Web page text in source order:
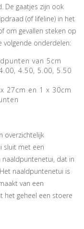
De gaatjes zijn ook
(of lifeline) in het
om gevallen steken op
onderdelen:
van 5cm
4.50, 5.00, 5.50
27cm en 1 x 30cm
overzichtelijk
sluit met een
dat in
naaldpuntenetui is
van een
het geheel een stoere